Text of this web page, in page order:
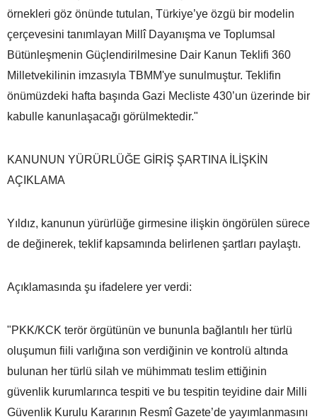
örnekleri göz önünde tutulan, Türkiye’ye özgü bir modelin
çerçevesini tanımlayan Millî Dayanışma ve Toplumsal
Bütünleşmenin Güçlendirilmesine Dair Kanun Teklifi 360
Milletvekilinin imzasıyla TBMM'ye sunulmuştur. Teklifin
önümüzdeki hafta başında Gazi Mecliste 430’un üzerinde bir
kabulle kanunlaşacağı görülmektedir."
KANUNUN YÜRÜRLÜĞE GİRİŞ ŞARTINA İLİŞKİN
AÇIKLAMA
Yıldız, kanunun yürürlüğe girmesine ilişkin öngörülen sürece
de değinerek, teklif kapsamında belirlenen şartları paylaştı.
Açıklamasında şu ifadelere yer verdi:
"PKK/KCK terör örgütünün ve bununla bağlantılı her türlü
oluşumun fiili varlığına son verdiğinin ve kontrolü altında
bulunan her türlü silah ve mühimmatı teslim ettiğinin
güvenlik kurumlarınca tespiti ve bu tespitin teyidine dair Milli
Güvenlik Kurulu Kararının Resmî Gazete’de yayımlanmasını